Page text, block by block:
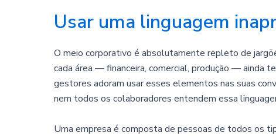
Usar uma linguagem
O meio corporativo é absolutamente repleto de
cada área — financeira, comercial, produção — ainda
gestores adoram usar esses elementos nas suas
nem todos os colaboradores entendem essa
Uma empresa é composta de pessoas de todos os